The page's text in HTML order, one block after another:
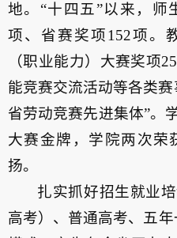
地。“十四五”以来，师
项、省赛奖项152项。
（职业能力）大赛奖项
能竞赛交流活动等各类
省劳动竞赛先进集体”。
大赛金牌，学院两次荣
扬。
扎实抓好招生就业
高考）、普通高考、五